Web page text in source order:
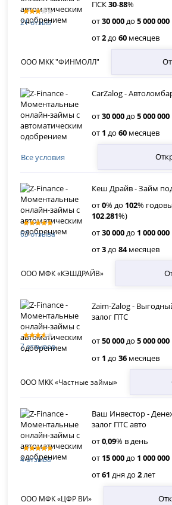
21 отзыв
ПСК30-88%
от30 000до5 000 000
от2до60 месяцев
ООО МКК "ФИНМОЛЛ"
CarZalog -
от30 000до5 000 000
от 1 до60 месяцев
Все условия
63 отзыва
Кеш Драйв - Займ
от0% до 102%
102.281%)
от30 000до 1 000 000
от3до84месяцев
ООО МФК «КЭШДРАЙВ»
7 отзывов
Zaim-Zalog -
залог ПТС
от50 000до5 000 000
от 1 до36 месяцев
ООО МКК «Частные займы»
4 отзыва
Ваш Инвестор -
залог ПТС авто
от0,09% в день
от 15 000до 1 000 000
от61 дня до2лет
ООО МФК «ЦФР ВИ»